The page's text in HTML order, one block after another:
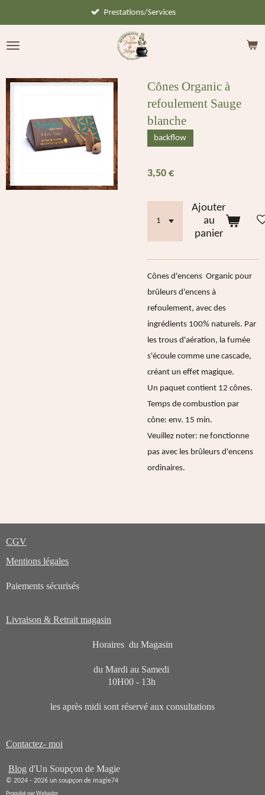
contenu
Prestations/Services
Cônes Organic à
refoulement Sauge
blanche
backflow
3,50 €
Ajouter
au
panier
Cônes d'encens Organic pour
brûleurs d'encens à
refoulement, avec des
ingrédients 100% naturels. Par
les trous d'aération, la fumée
s'écoule comme une cascade,
créant un effet magique.
Un paquet contient 12 cônes.
Temps de combustion par
cône: env. 15 min.
Veuillez noter: ne fonctionne
pas avec les brûleurs d'encens
ordinaires.
CGV
Mentions légales
Paiements sécurisés
Livraison & Retrait magasin
Horaires du Magasin
du Mardi au Samedi
10H00 - 13h
les après midi sont réservé aux consultations
Contactez- moi
Blog d'Un Soupçon de Magie
© 2024 - 2026 un soupçon de magie74
Propulsé parWebador